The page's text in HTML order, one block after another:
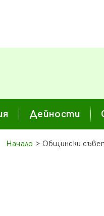
Дейности
Начало > Общински